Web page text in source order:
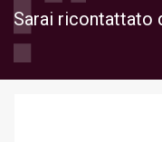
Sarai ricontattato